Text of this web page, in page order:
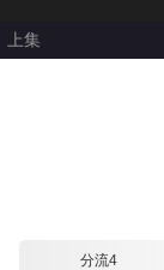
上集
分流4